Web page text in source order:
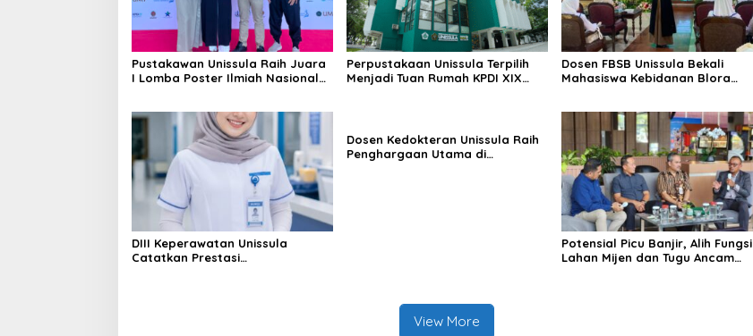
Pustakawan Unissula Raih Juara
I Lomba Poster Ilmiah Nasional
Perpustakaan Unissula Terpilih
Menjadi Tuan Rumah KPDI XIX
Dosen FBSB Unissula Bekali
Mahasiswa Kebidanan Blora
DIII Keperawatan Unissula
Catatkan Prestasi
Dosen Kedokteran Unissula Raih
Penghargaan Utama di
Potensial Picu Banjir, Alih Fungsi
Lahan Mijen dan Tugu Ancam
View More